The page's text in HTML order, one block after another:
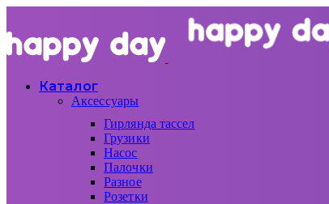
Каталог
Аксессуары
Гирлянда тассел
Грузики
Насос
Палочки
Разное
Розетки